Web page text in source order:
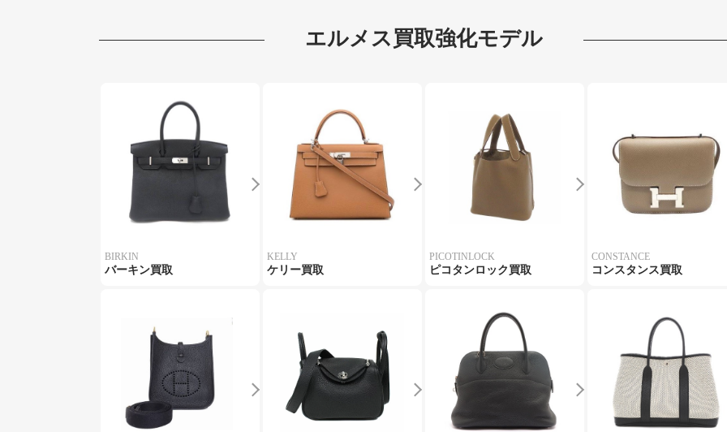
エルメス買取強化モデル
BIRKIN
バーキン買取
KELLY
ケリー買取
PICOTINLOCK
ピコタンロック買取
CONSTANCE
コンスタンス買取